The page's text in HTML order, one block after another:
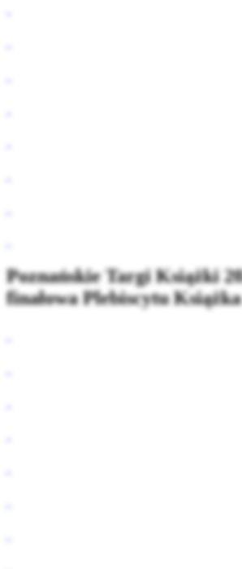
Poznańskie Targi Książki
finałowa Plebiscytu